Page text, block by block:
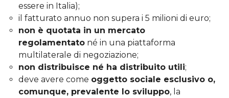
essere in Italia);
il fatturato annuo non supera i 5 milioni di euro;
non è quotata in un mercato
regolamentato né in una piattaforma
multilaterale di negoziazione;
non distribuisce né ha distribuito utili;
deve avere come oggetto sociale esclusivo o,
comunque, prevalente lo sviluppo, la